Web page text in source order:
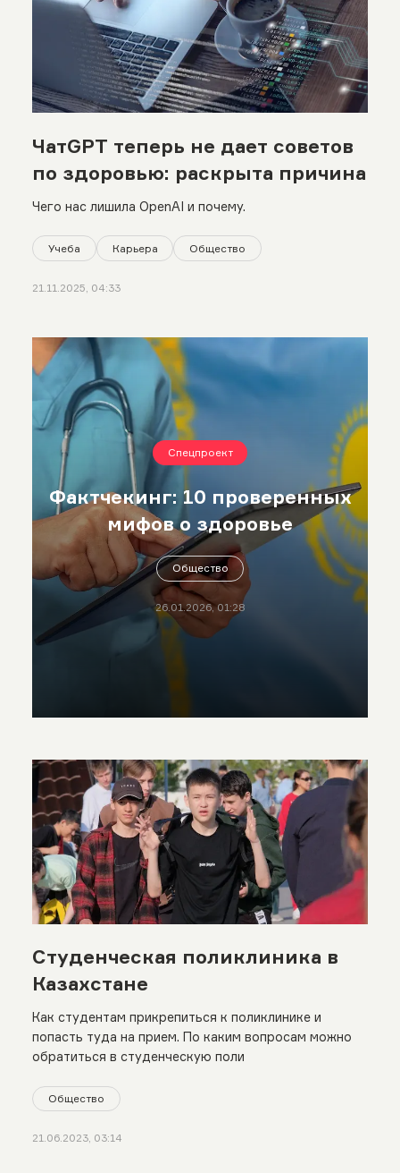
ЧатGPT теперь не дает советов
по здоровью: раскрыта причина
Чего нас лишила OpenAI и почему.
Учеба Карьера Общество
21.11.2025, 04:33
Спецпроект
Фактчекинг: 10 проверенных
мифов о здоровье
Общество
26.01.2026, 01:28
Студенческая поликлиника в
Казахстане
Как студентам прикрепиться к поликлинике и
попасть туда на прием. По каким вопросам можно
обратиться в студенческую поли
Общество
21.06.2023, 03:14